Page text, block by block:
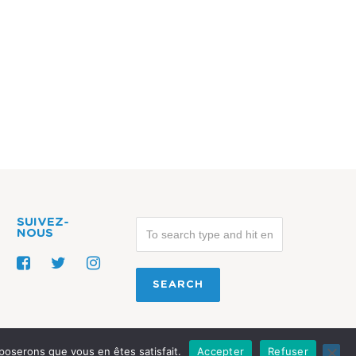
SUIVEZ-
NOUS
que vous en êtes satisfait. Accepter Refuser